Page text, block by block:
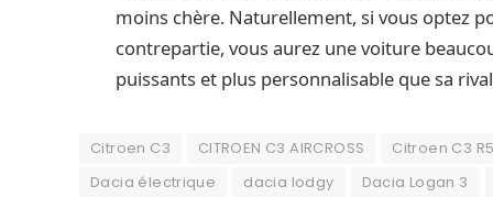
moins chère. Naturellement, si vous optez
contrepartie, vous aurez une voiture
puissants et plus personnalisable que sa
Citroen C3 CITROEN C3 AIRCROSS
Citroen C3
Dacia électrique
dacia lodgy Dacia Logan 3